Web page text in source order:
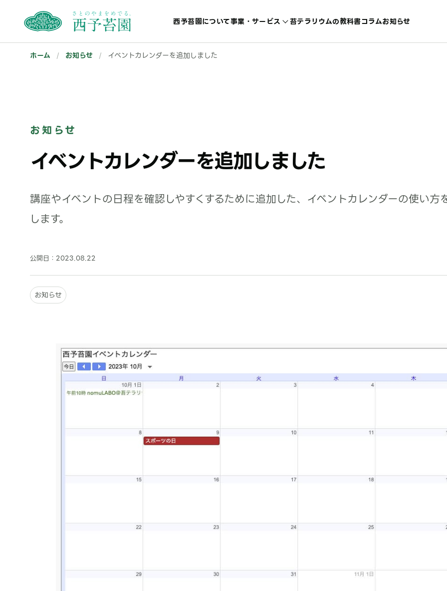
西予苔園について事業・サービス 苔テラリウムの教科書コラムお知らせ
ホーム / お知らせ / イベントカレンダーを追加しました
お知らせ
イベントカレンダーを追加しました
講座やイベントの日程を確認しやすくするために追加した、イベントカレンダーの使い方
します。
公開日： 2023.08.22
お知らせ